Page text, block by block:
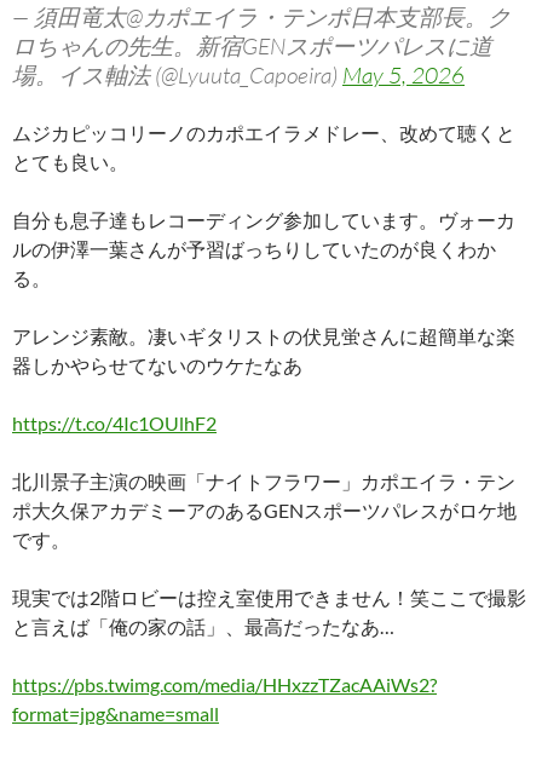
— 須田竜太@カポエイラ・テンポ日本支部長。ク
ロちゃんの先生。新宿GENスポーツパレスに道
場。イス軸法 (@Lyuuta_Capoeira) May 5, 2026
ムジカピッコリーノのカポエイラメドレー、改めて聴くと
とても良い。
自分も息子達もレコーディング参加しています。ヴォーカ
ルの伊澤一葉さんが予習ばっちりしていたのが良くわか
る。
アレンジ素敵。凄いギタリストの伏見蛍さんに超簡単な楽
器しかやらせてないのウケたなあ
https://t.co/4Ic1OUlhF2
北川景子主演の映画「ナイトフラワー」カポエイラ・テン
ポ大久保アカデミーアのあるGENスポーツパレスがロケ地
です。
現実では2階ロビーは控え室使用できません！笑ここで撮影
と言えば「俺の家の話」、最高だったなあ…
https://pbs.twimg.com/media/HHxzzTZacAAiWs2?
format=jpg&name=small